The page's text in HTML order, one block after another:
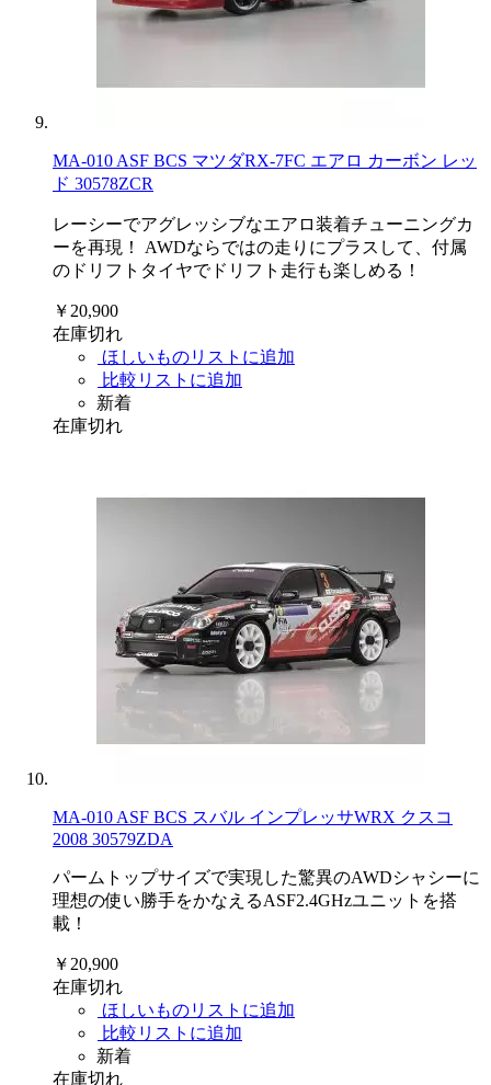
MA-010 ASF BCS マツダRX-7FC エアロ カーボン レッ
ド 30578ZCR
レーシーでアグレッシブなエアロ装着チューニングカ
ーを再現！ AWDならではの走りにプラスして、付属
のドリフトタイヤでドリフト走行も楽しめる！
￥20,900
在庫切れ
ほしいものリストに追加
比較リストに追加
新着
在庫切れ
MA-010 ASF BCS スバル インプレッサWRX クスコ
2008 30579ZDA
パームトップサイズで実現した驚異のAWDシャシーに
理想の使い勝手をかなえるASF2.4GHzユニットを搭
載！
￥20,900
在庫切れ
ほしいものリストに追加
比較リストに追加
新着
在庫切れ